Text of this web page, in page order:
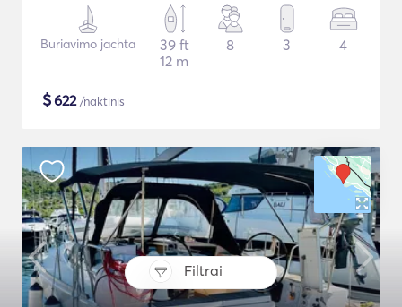
Filtrai
Buriavimo jachta
39 ft
12 m
8 3 4
$622/naktinis